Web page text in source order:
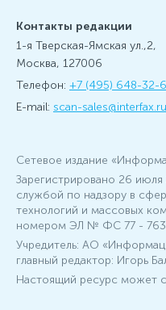
Сетевое издание
Зарегистрировано 26
службой по надзору в
технологий и массовых
номером ЭЛ № ФС 77 -
Учредитель: АО
главный редактор: Игорь
Настоящий ресурс может
Контакты редакции
1-я Тверская-Ямская ул.,2,
Москва, 127006
Телефон: +7 (495) 648-32-
E-mail: scan-sales@interfax.ru